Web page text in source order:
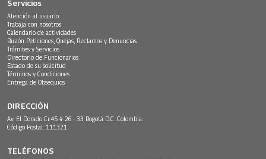
Servicios
Atención al usuario
Trabaja con nosotros
Calendario de actividades
Buzón Peticiones, Quejas, Reclamos y Denuncias
Trámites y Servicios
Directorio de Funcionarios
Estado de su solicitud
Términos y Condiciones
Entrega de Obsequios
DIRECCIÓN
Av. El Dorado Cr.45 # 26 - 33 Bogotá D.C. Colombia.
Código Postal: 111321
TELÉFONOS